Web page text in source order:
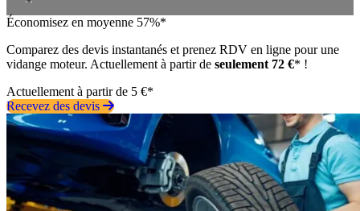
Économisez en moyenne 57%*
Comparez des devis instantanés et prenez RDV en ligne pour une
vidange moteur. Actuellement à partir de seulement 72 €* !
Actuellement à partir de 5 €*
Recevez des devis